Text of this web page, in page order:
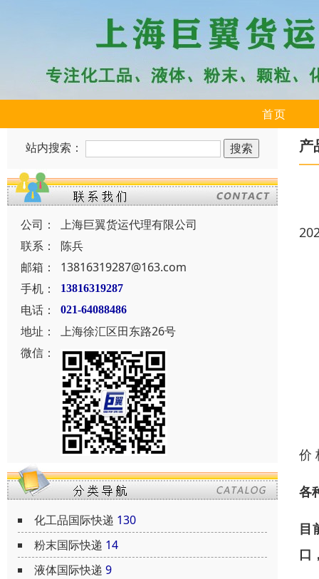
首页
站内搜索：
公司：
上海巨翼货运代理有限公司
联系：
陈兵
邮箱：
13816319287@163.com
手机：
13816319287
电话： 021-64088486
地址：
上海徐汇区田东路26号
微信：
化工品国际快递 130
粉末国际快递 14
液体国际快递 9
产
价
各
目
口